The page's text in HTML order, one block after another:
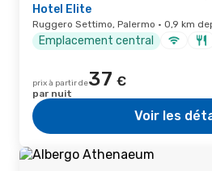
Hotel Elite
Ruggero Settimo, Palermo · 0,9 km
Emplacement central
prix à partir de37 €
par nuit
Voir les